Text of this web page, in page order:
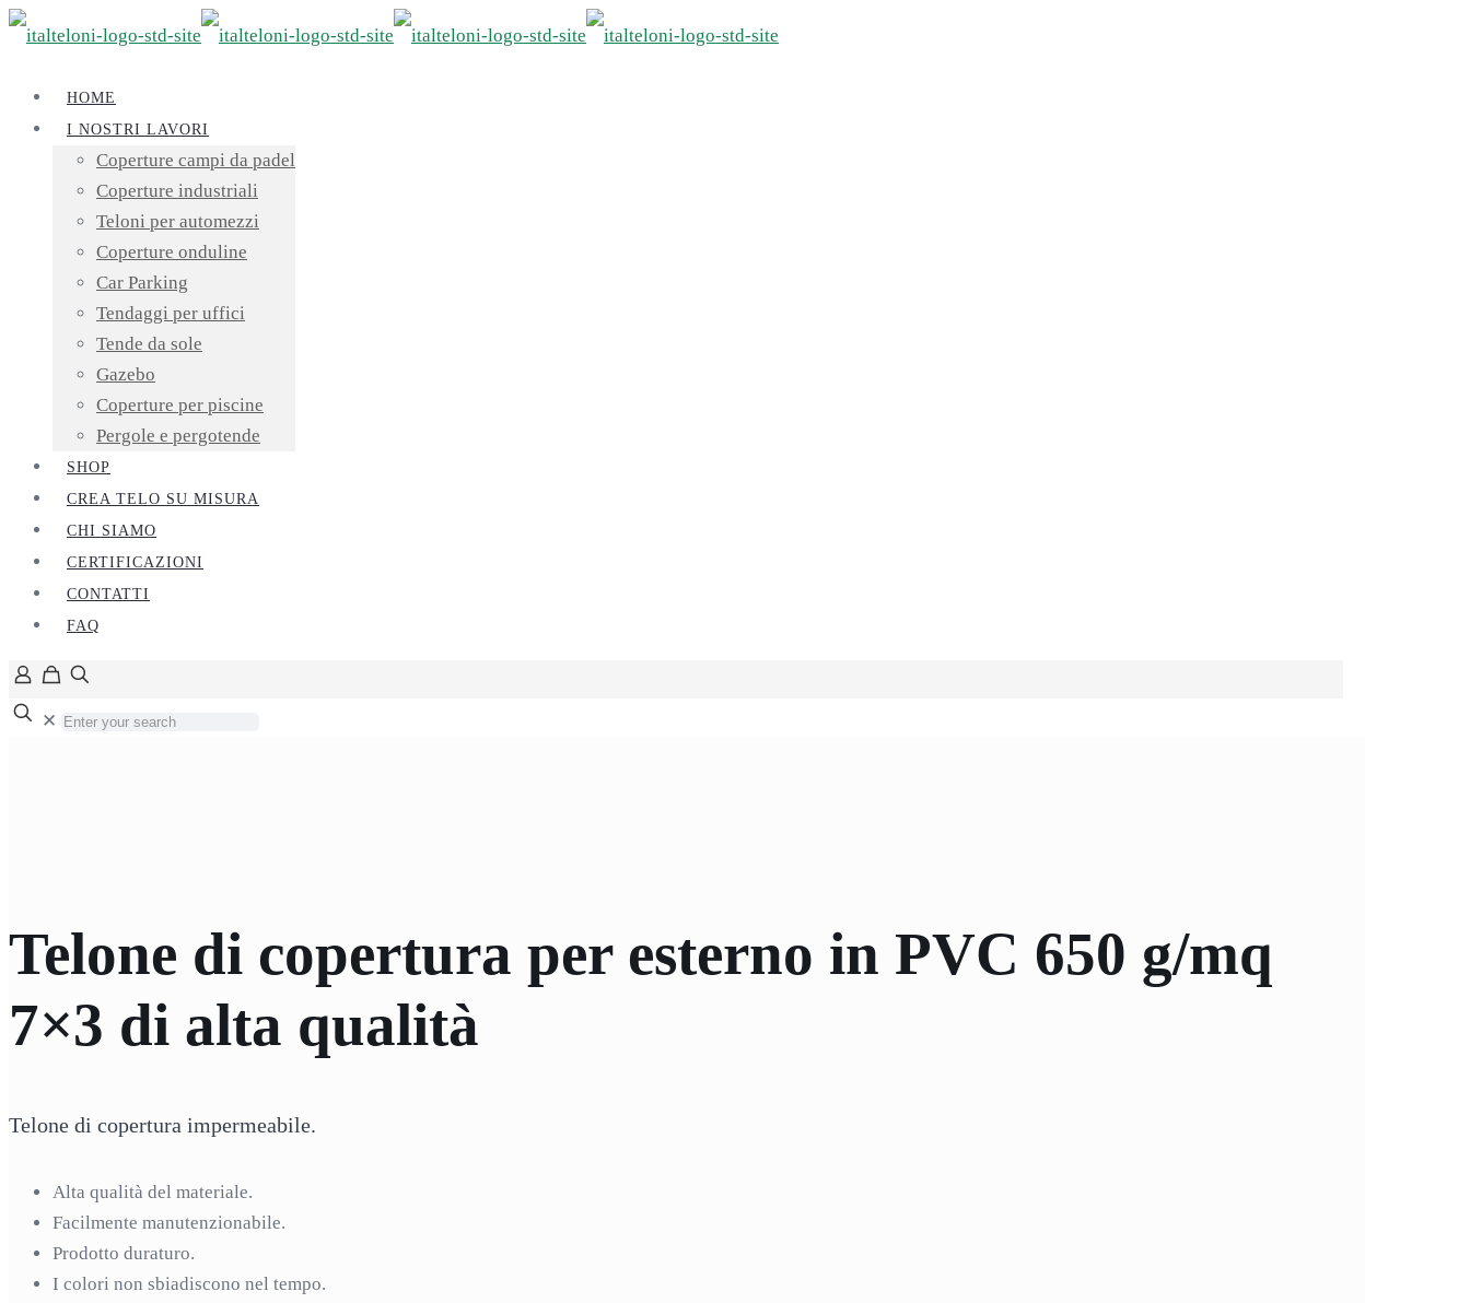
HOME
I NOSTRI LAVORI
Coperture campi da padel
Coperture industriali
Teloni per automezzi
Coperture onduline
Car Parking
Tendaggi per uffici
Tende da sole
Gazebo
Coperture per piscine
Pergole e pergotende
SHOP
CREA TELO SU MISURA
CHI SIAMO
CERTIFICAZIONI
CONTATTI
FAQ
✕
Telone di copertura per esterno in PVC 650 g/mq
7×3 di alta qualità
Telone di copertura impermeabile.
Alta qualità del materiale.
Facilmente manutenzionabile.
Prodotto duraturo.
I colori non sbiadiscono nel tempo.